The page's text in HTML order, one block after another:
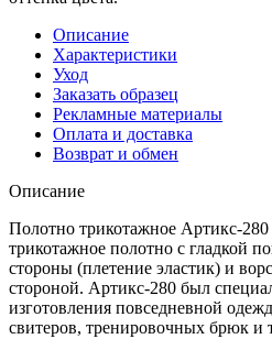
Описание
Характеристики
Уход
Заказать образец
Рекламные материалы
Оплата и доставка
Возврат и обмен
Описание
Полотно трикотажное Артикс-
трикотажное полотно с гладкой
стороны (плетение эластик) и
стороной. Артикс-280 был
изготовления повседневной
свитеров, тренировочных брюк и